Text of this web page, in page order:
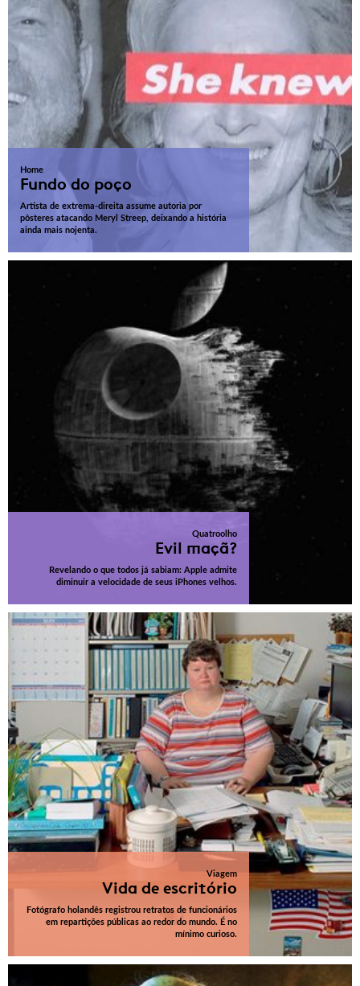
Home
Fundo do poço
Artista de extrema-direita assume autoria por
pôsteres atacando Meryl Streep, deixando a história
ainda mais nojenta.
Quatroolho
Evil maçã?
Revelando o que todos já sabiam: Apple admite
diminuir a velocidade de seus iPhones velhos.
Viagem
Vida de escritório
Fotógrafo holandês registrou retratos de funcionários
em repartições públicas ao redor do mundo. É no
mínimo curioso.